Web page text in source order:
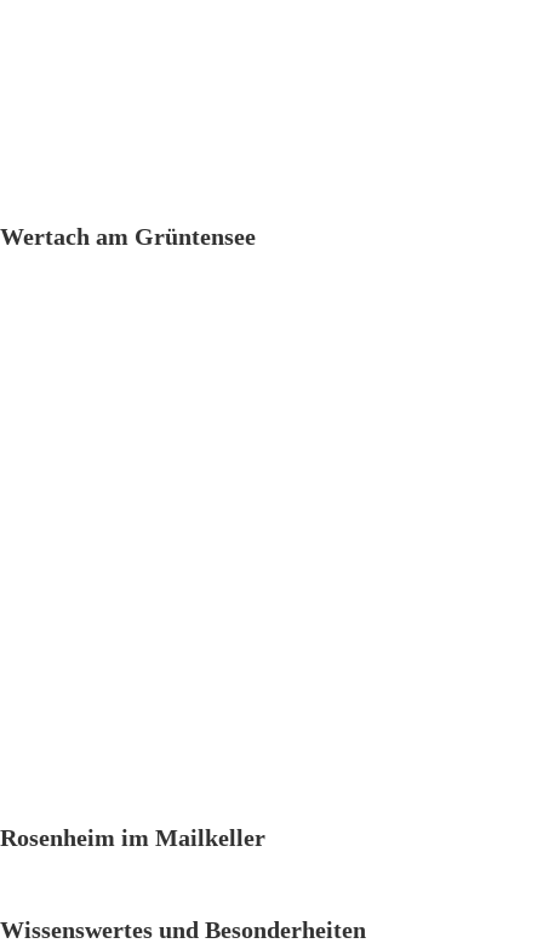
Wertach am Grüntensee
Rosenheim im Mailkeller
Wissenswertes und Besonderheiten